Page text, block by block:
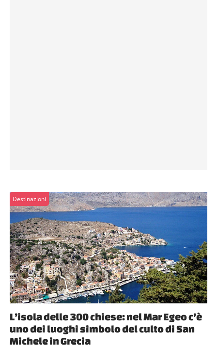
Destinazioni
L’isola delle 300 chiese: nel Mar Egeo c’è
uno dei luoghi simbolo del culto di San
Michele in Grecia